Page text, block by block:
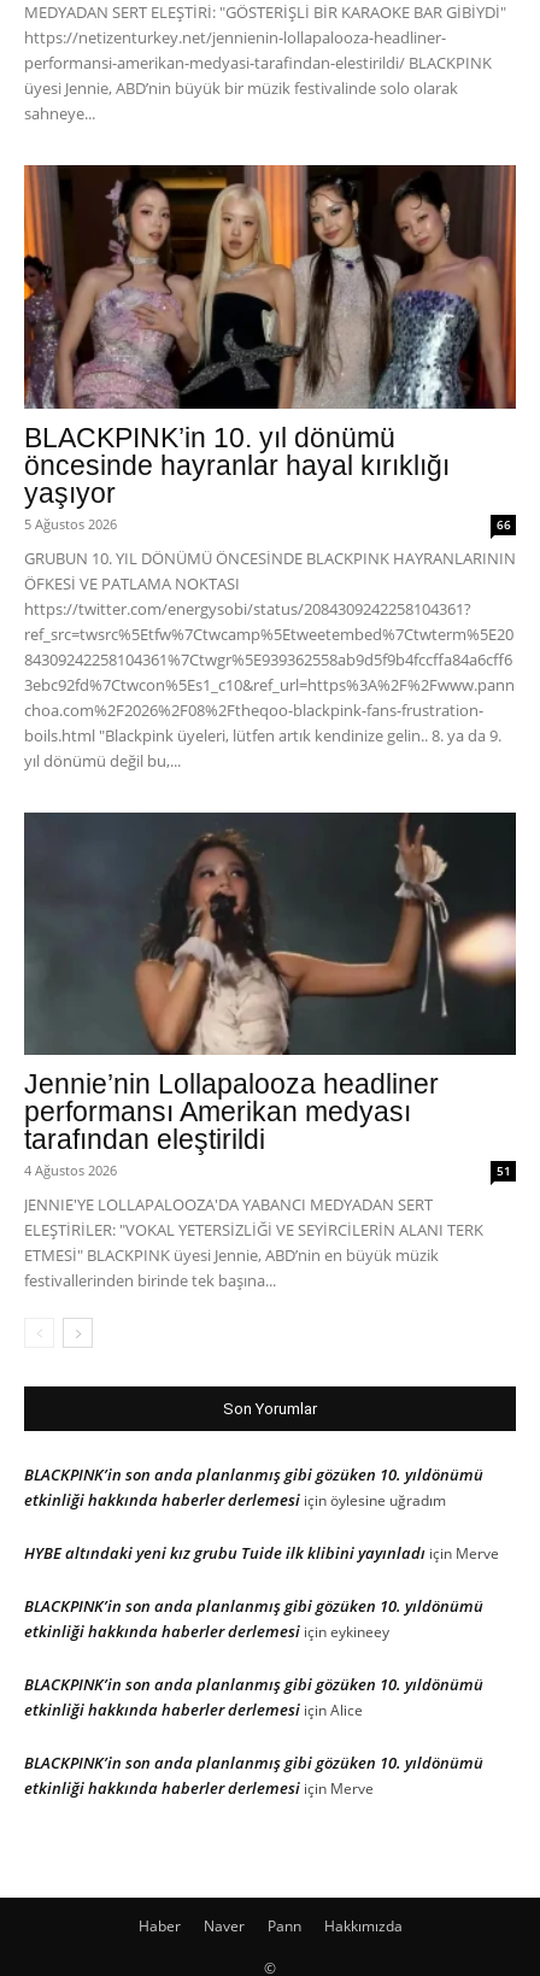
MEDYADAN SERT ELEŞTİRİ: "GÖSTERİŞLİ BİR KARAOKE BAR GİBİYDİ"
https://netizenturkey.net/jennienin-lollapalooza-headliner-
performansi-amerikan-medyasi-tarafindan-elestirildi/ BLACKPINK
üyesi Jennie, ABD’nin büyük bir müzik festivalinde solo olarak
sahneye...
BLACKPINK’in 10. yıl dönümü
öncesinde hayranlar hayal kırıklığı
yaşıyor
5 Ağustos 2026 66
GRUBUN 10. YIL DÖNÜMÜ ÖNCESİNDE BLACKPINK HAYRANLARININ
ÖFKESİ VE PATLAMA NOKTASI
https://twitter.com/energysobi/status/2084309242258104361?
ref_src=twsrc%5Etfw%7Ctwcamp%5Etweetembed%7Ctwterm%5E20
84309242258104361%7Ctwgr%5E939362558ab9d5f9b4fccffa84a6cff6
3ebc92fd%7Ctwcon%5Es1_c10&ref_url=https%3A%2F%2Fwww.pann
choa.com%2F2026%2F08%2Ftheqoo-blackpink-fans-frustration-
boils.html "Blackpink üyeleri, lütfen artık kendinize gelin.. 8. ya da 9.
yıl dönümü değil bu,...
Jennie’nin Lollapalooza headliner
performansı Amerikan medyası
tarafından eleştirildi
4 Ağustos 2026 51
JENNIE'YE LOLLAPALOOZA'DA YABANCI MEDYADAN SERT
ELEŞTİRİLER: "VOKAL YETERSİZLİĞİ VE SEYİRCİLERİN ALANI TERK
ETMESİ" BLACKPINK üyesi Jennie, ABD’nin en büyük müzik
festivallerinden birinde tek başına...
Son Yorumlar
BLACKPINK’in son anda planlanmış gibi gözüken 10. yıldönümü
etkinliği hakkında haberler derlemesi içinöylesine uğradım
HYBE altındaki yeni kız grubu Tuide ilk klibini yayınladı için Merve
BLACKPINK’in son anda planlanmış gibi gözüken 10. yıldönümü
etkinliği hakkında haberler derlemesi içineykineey
BLACKPINK’in son anda planlanmış gibi gözüken 10. yıldönümü
etkinliği hakkında haberler derlemesi içinAlice
BLACKPINK’in son anda planlanmış gibi gözüken 10. yıldönümü
etkinliği hakkında haberler derlemesi için Merve
Haber Naver Pann Hakkımızda
©